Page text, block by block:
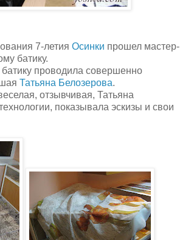
7-летия Осинки прошел мастер-
батику.
батику проводила совершенно
Татьяна Белозерова.
отзывчивая, Татьяна
показывала эскизы и свои